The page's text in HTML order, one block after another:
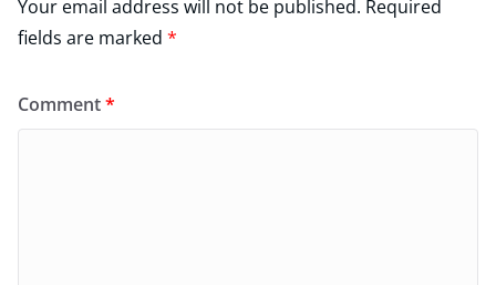
Your email address will not be published. Required
fields are marked *
Comment*